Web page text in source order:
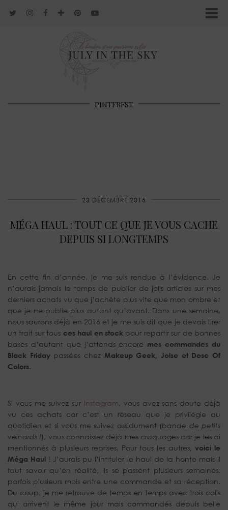
PINTEREST
23 DÉCEMBRE 2015
MÉGA HAUL : TOUT CE QUE JE VOUS CACHE
DEPUIS SI LONGTEMPS
En cette fin d’année, je me suis rendue à l’évidence. Je
n’aurais jamais le temps de publier de jolis articles sur mes
derniers achats vu que j’achète plus vite que mon ombre et
que je ne publie plus autant qu’avant. Dans une semaine,
nous saurons déjà en 2016 et je me suis dit que je devais tirer
un trait sur tous ces haul en stock pour repartir sur de bonnes
bases d’autant que j’attends encore mes commandes du
Black Fridaypassées chez Makeup Geek, Jolse et Dose Of
Colors.
Si vous me suivez sur Instagram, vous avez sans doute déjà
vu ces achats car c’est un réseau que je privilégie au
quotidien et si vous me suivez assidument (bande de petits
veinards !), vous connaissez déjà mes craquages car je les ai
mentionnés à plusieurs reprises. Pour tous les autres,voici le
Méga Haul ! J’aurais pu l’intituler le haul de la honte mais il
faut savoir qu’en réalité, ils se passent plusieurs semaines,
parfois plusieurs mois entre une commande et sa réception.
Du coup, je me retrouve de temps en temps avec trois colis
qui arrivent le même jour mais commandés depuis belle